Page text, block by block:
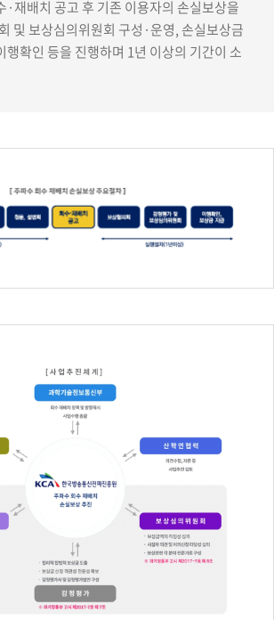
·재배치 공고 후 기존 이용자의 손실보상을
및 보상심의위원회 구성·운영, 손실보상금
행확인 등을 진행하며 1년 이상의 기간이 소